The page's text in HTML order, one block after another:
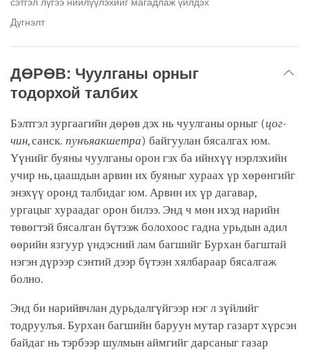
Дүгнэлт
ДӨРӨВ: Чуулганы орныг
тодорхой талбих
Бэлтгэл зургаагийн дөрөв дэх нь чуулганы орныг (цог-
чин, санск. пунъяакшетра) байгуулан бясалгах юм.
Үүнийг буяны чуулганы орон гэх ба ийнхүү нэрлэхийн
учир нь, цаашдын арвин их буяныг хураах үр хөрөнгийг
энэхүү оронд талбидаг юм. Арвин их үр дагавар,
ургацыг хураадаг орон билээ. Энд ч мөн ихэд нарийн
төвөгтэй бясалган бүтээж болохоос гадна урьдын адил
өөрийн язгуур үндэсний лам багшийг Бурхан багштай
нэгэн дүрээр сэнтий дээр бүтээн хялбараар бясалгаж
болно.
Энд би нарийвчлан дурьдалгүйгээр нэг л зүйлийг
тодруулъя. Бурхан багшийн баруун мутар газарт хүрсэн
байдаг нь тэрбээр шулмын аймгийг дарсаныг газар